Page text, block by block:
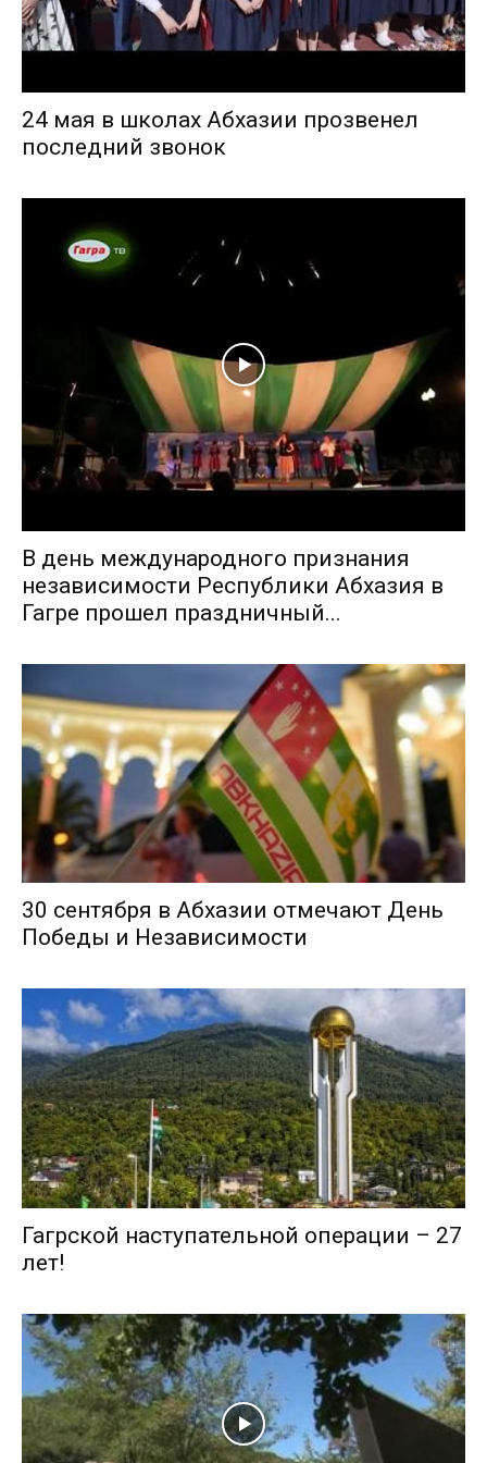
24 мая в школах Абхазии прозвенел
последний звонок
В день международного признания
независимости Республики Абхазия в
Гагре прошел праздничный...
30 сентября в Абхазии отмечают День
Победы и Независимости
Гагрской наступательной операции – 27
лет!